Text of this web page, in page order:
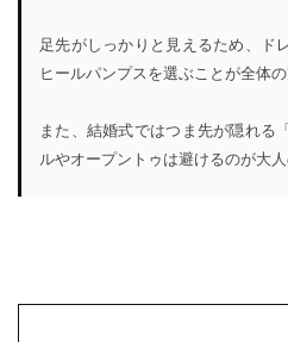
足先がしっかりと見えるため、ド
ヒールパンプスを選ぶことが全体
また、結婚式ではつま先が隠れる
ルやオープントゥは避けるのが大人